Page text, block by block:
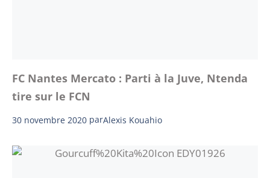
FC Nantes Mercato : Parti à la Juve, Ntenda
tire sur le FCN
30 novembre 2020 parAlexis Kouahio